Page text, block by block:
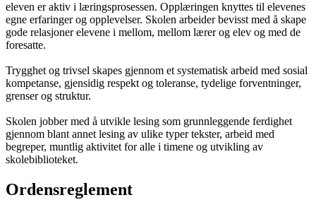
eleven er aktiv i læringsprosessen. Opplæringen knyttes til elevenes
egne erfaringer og opplevelser. Skolen arbeider bevisst med å skape
gode relasjoner elevene i mellom, mellom lærer og elev og med de
foresatte.
Trygghet og trivsel skapes gjennom et systematisk arbeid med sosial
kompetanse, gjensidig respekt og toleranse, tydelige forventninger,
grenser og struktur.
Skolen jobber med å utvikle lesing som grunnleggende ferdighet
gjennom blant annet lesing av ulike typer tekster, arbeid med
begreper, muntlig aktivitet for alle i timene og utvikling av
skolebiblioteket.
Ordensreglement